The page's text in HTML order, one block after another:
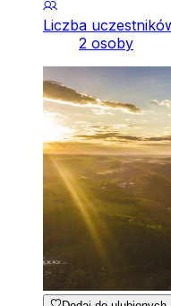
Liczba
2 osoby